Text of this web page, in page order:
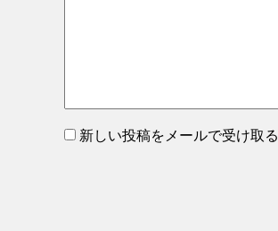
新しい投稿をメールで受け取る